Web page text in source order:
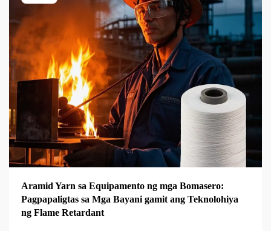
Aramid Yarn sa Equipamento ng mga Bomasero:
Pagpapaligtas sa Mga Bayani gamit ang Teknolohiya
ng Flame Retardant